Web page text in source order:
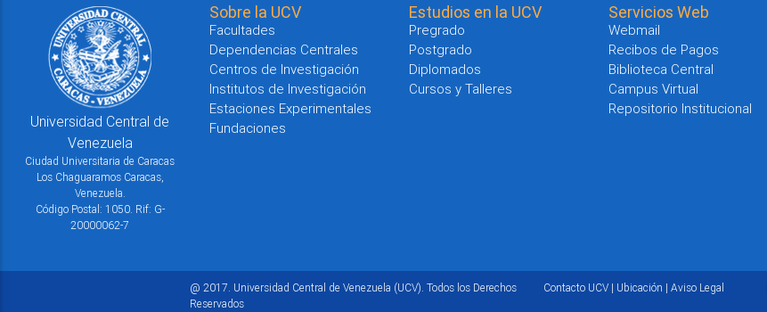
Universidad Central de
Venezuela
Ciudad Universitaria de Caracas
Los Chaguaramos Caracas,
Venezuela.
Código Postal: 1050. Rif: G-
20000062-7
Sobre la UCV
Facultades
Dependencias Centrales
Centros de Investigación
Institutos de Investigación
Estaciones Experimentales
Fundaciones
Estudios en la UCV
Pregrado
Postgrado
Diplomados
Cursos y Talleres
Servicios Web
Webmail
Recibos de Pagos
Biblioteca Central
Campus Virtual
Repositorio Institucional
@ 2017. Universidad Central de Venezuela (UCV). Todos los Derechos
Reservados
Contacto UCV| Ubicación | Aviso Legal